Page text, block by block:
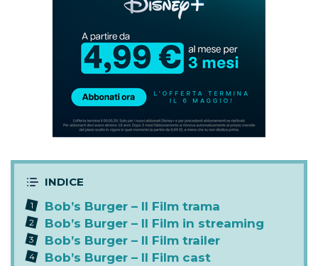
promozione
Bob’s Burger – Il Film trama
Bob’s Burger – Il Film in streaming
Bob’s Burger – Il Film trailer
Bob’s Burger – Il Film cast